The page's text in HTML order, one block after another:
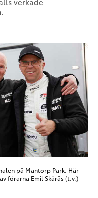
på Mantorp Park. Här
förarna Emil Skärås (t.v.)